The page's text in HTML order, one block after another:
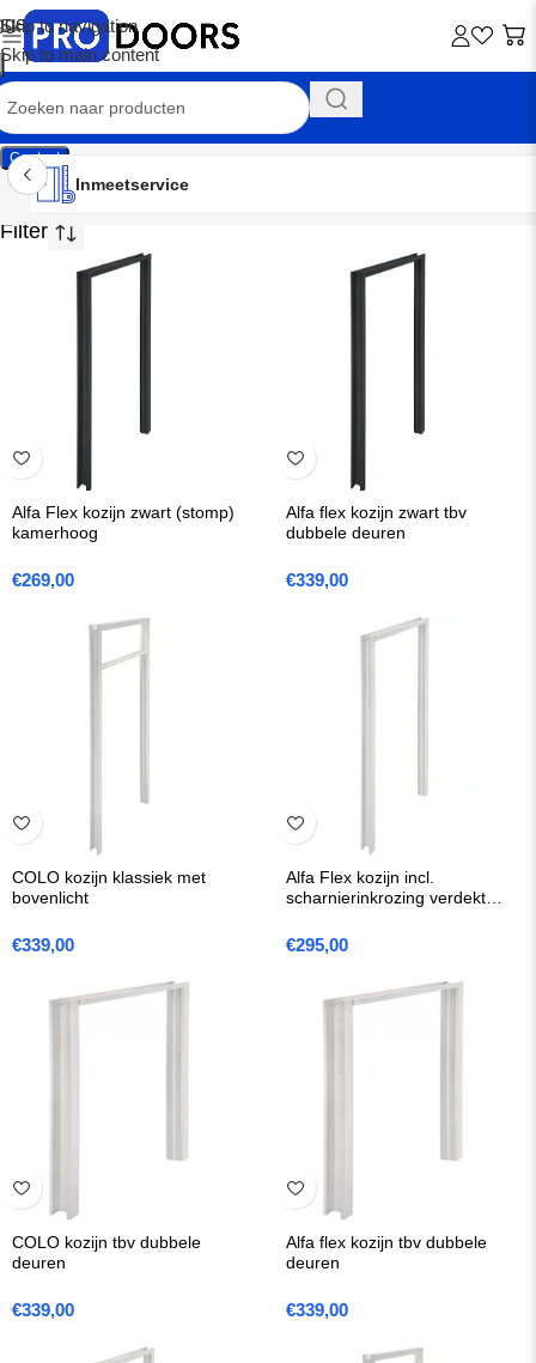
Skip to navigation
Skip to main content
Contact
Inmeetservice
Montageservice
Advies op maat
Showroom
Inmeetservice
Renovatie kozijnen
Alfa Flex kozijn zwart (stomp)
kamerhoog
€269,00
Alfa flex kozijn zwart tbv
dubbele deuren
€339,00
COLO kozijn klassiek met
bovenlicht
€339,00
Alfa Flex kozijn incl.
scharnierinkrozing verdekt
€295,00
COLO kozijn tbv dubbele
deuren
€339,00
Alfa flex kozijn tbv dubbele
deuren
€339,00